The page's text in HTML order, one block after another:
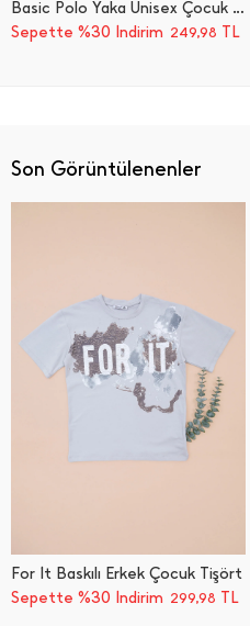
Basic Polo Yaka Unisex Çocuk Tişört
Sepette %30 İndirim 249,98 TL
Son Görüntülenenler
For İ̇t Baskılı Erkek Çocuk Tişört
Sepette %30 İndirim 299,98 TL